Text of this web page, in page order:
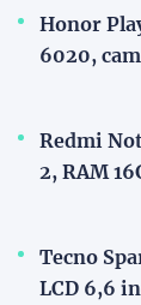
Honor
6020,
Redmi
2, RAM
Tecno
LCD 6,6